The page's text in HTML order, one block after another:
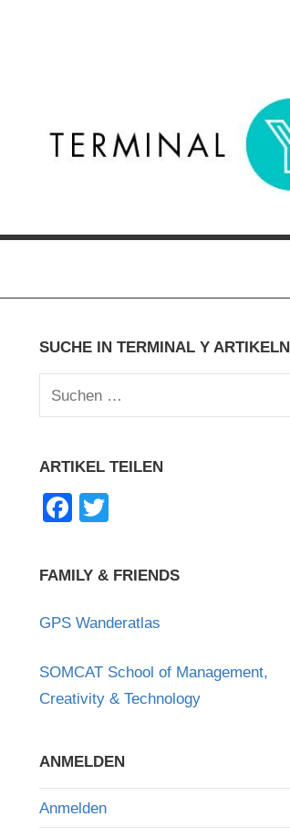
SUCHE IN TERMINAL Y ARTIKELN
Suchen
nach:
ARTIKEL TEILEN
F
c
b
o
k
tt
FAMILY & FRIENDS
GPS Wanderatlas
SOMCAT School of Management,
Creativity & Technology
ANMELDEN
Anmelden